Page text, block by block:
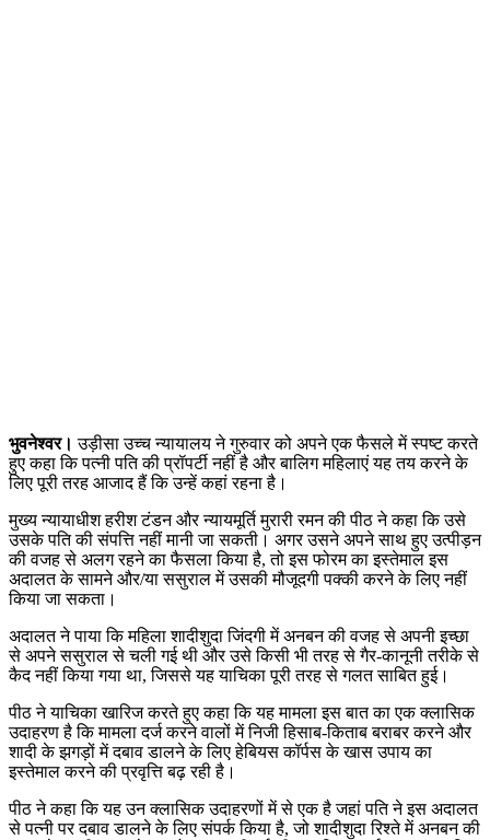
भुवनेश्वर। उड़ीसा उच्च न्यायालय ने गुरुवार को अपने एक फैसले में स्पष्ट करते
हुए कहा कि पत्नी पति की प्रॉपर्टी नहीं है और बालिग महिलाएं यह तय करने के
लिए पूरी तरह आजाद हैं कि उन्हें कहां रहना है।
मुख्य न्यायाधीश हरीश टंडन और न्यायमूर्ति मुरारी रमन की पीठ ने कहा कि उसे
उसके पति की संपत्ति नहीं मानी जा सकती। अगर उसने अपने साथ हुए उत्पीड़न
की वजह से अलग रहने का फैसला किया है, तो इस फोरम का इस्तेमाल इस
अदालत के सामने और/या ससुराल में उसकी मौजूदगी पक्की करने के लिए नहीं
किया जा सकता।
अदालत ने पाया कि महिला शादीशुदा जिंदगी में अनबन की वजह से अपनी इच्छा
से अपने ससुराल से चली गई थी और उसे किसी भी तरह से गैर-कानूनी तरीके से
कैद नहीं किया गया था, जिससे यह याचिका पूरी तरह से गलत साबित हुई।
पीठ ने याचिका खारिज करते हुए कहा कि यह मामला इस बात का एक क्लासिक
उदाहरण है कि मामला दर्ज करने वालों में निजी हिसाब-किताब बराबर करने और
शादी के झगड़ों में दबाव डालने के लिए हेबियस कॉर्पस के खास उपाय का
इस्तेमाल करने की प्रवृत्ति बढ़ रही है।
पीठ ने कहा कि यह उन क्लासिक उदाहरणों में से एक है जहां पति ने इस अदालत
से पत्नी पर दबाव डालने के लिए संपर्क किया है, जो शादीशुदा रिश्ते में अनबन की